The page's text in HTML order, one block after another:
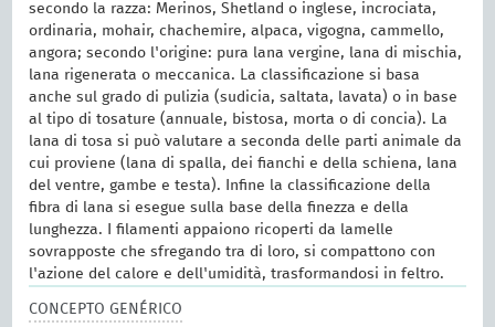
secondo la razza: Merinos, Shetland o inglese, incrociata,
ordinaria, mohair, chachemire, alpaca, vigogna, cammello,
angora; secondo l'origine: pura lana vergine, lana di mischia,
lana rigenerata o meccanica. La classificazione si basa
anche sul grado di pulizia (sudicia, saltata, lavata) o in base
al tipo di tosature (annuale, bistosa, morta o di concia). La
lana di tosa si può valutare a seconda delle parti animale da
cui proviene (lana di spalla, dei fianchi e della schiena, lana
del ventre, gambe e testa). Infine la classificazione della
fibra di lana si esegue sulla base della finezza e della
lunghezza. I filamenti appaiono ricoperti da lamelle
sovrapposte che sfregando tra di loro, si compattono con
l'azione del calore e dell'umidità, trasformandosi in feltro.
CONCEPTO GENÉRICO